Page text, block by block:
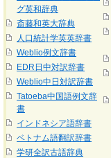
グ英和辞典
斎藤和英大辞典
人口統計学英英辞書
Weblio例文辞書
EDR日中対訳辞書
Weblio中日対訳辞書
Tatoeba中国語例文辞
書
インドネシア語辞書
ベトナム語翻訳辞書
学研全訳古語辞典